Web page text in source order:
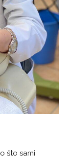
što sami